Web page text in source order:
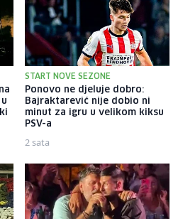
START NOVE SEZONE
Ponovo ne djeluje dobro:
Bajraktarević nije dobio ni
minut za igru u velikom kiksu
PSV-a
2 sata